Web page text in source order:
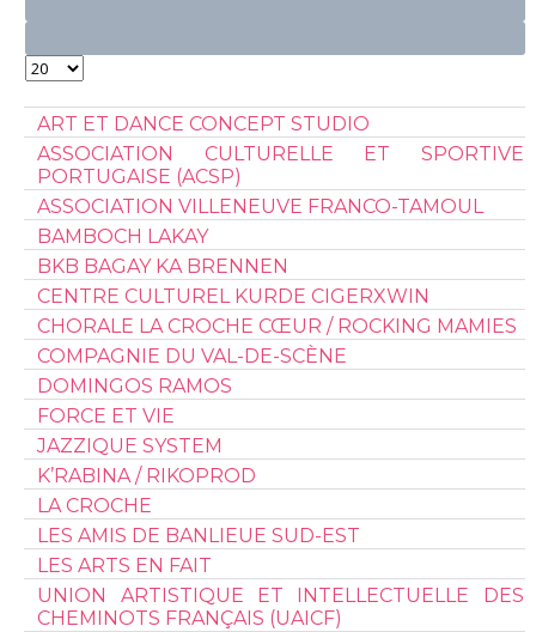
Affichage
#
ART ET DANCE CONCEPT STUDIO
ASSOCIATION CULTURELLE ET SPORTIVE
PORTUGAISE (ACSP)
ASSOCIATION VILLENEUVE FRANCO-TAMOUL
BAMBOCH LAKAY
BKB BAGAY KA BRENNEN
CENTRE CULTUREL KURDE CIGERXWIN
CHORALE LA CROCHE CŒUR / ROCKING MAMIES
COMPAGNIE DU VAL-DE-SCÈNE
DOMINGOS RAMOS
FORCE ET VIE
JAZZIQUE SYSTEM
K’RABINA / RIKOPROD
LA CROCHE
LES AMIS DE BANLIEUE SUD-EST
LES ARTS EN FAIT
UNION ARTISTIQUE ET INTELLECTUELLE DES
CHEMINOTS FRANÇAIS (UAICF)